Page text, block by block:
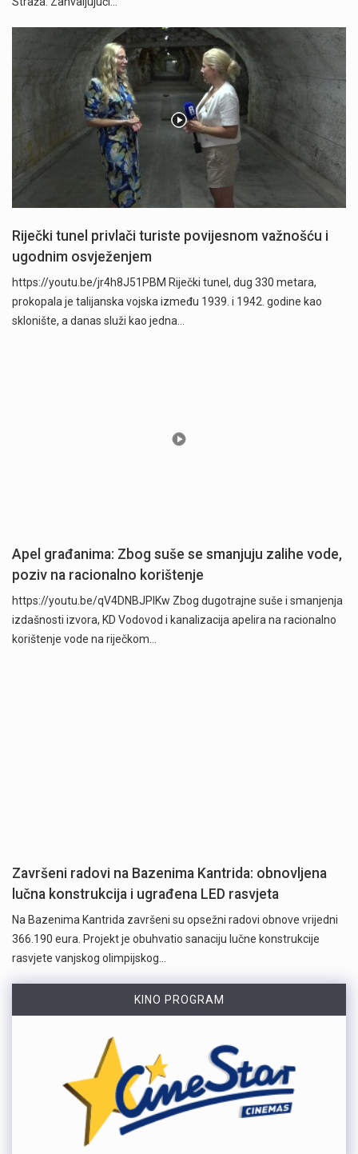
Riječki tunel privlači turiste povijesnom važnošću i
ugodnim osvježenjem
https://youtu.be/jr4h8J51PBM Riječki tunel, dug 330 metara,
prokopala je talijanska vojska između 1939. i 1942. godine kao
sklonište, a danas služi kao jedna…
Apel građanima: Zbog suše se smanjuju zalihe vode,
poziv na racionalno korištenje
https://youtu.be/qV4DNBJPlKw Zbog dugotrajne suše i smanjenja
izdašnosti izvora, KD Vodovod i kanalizacija apelira na racionalno
korištenje vode na riječkom…
Završeni radovi na Bazenima Kantrida: obnovljena
lučna konstrukcija i ugrađena LED rasvjeta
Na Bazenima Kantrida završeni su opsežni radovi obnove vrijedni
366.190 eura. Projekt je obuhvatio sanaciju lučne konstrukcije
rasvjete vanjskog olimpijskog…
KINO PROGRAM